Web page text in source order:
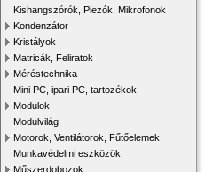
Kishangszórók, Piezók, Mikrofonok
Kondenzátor
Kristályok
Matricák, Feliratok
Méréstechnika
Mini PC, ipari PC, tartozékok
Modulok
Modulvilág
Motorok, Ventilátorok, Fűtőelemek
Munkavédelmi eszközök
Műszerdobozok